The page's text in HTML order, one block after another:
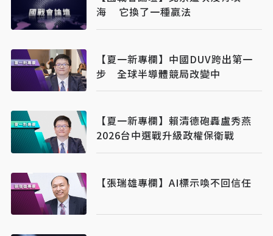
海 它換了一種贏法
【夏一新專欄】中國DUV跨出第一
步 全球半導體競局改變中
【夏一新專欄】賴清德砲轟盧秀燕
2026台中選戰升級政權保衛戰
【張瑞雄專欄】AI標示喚不回信任